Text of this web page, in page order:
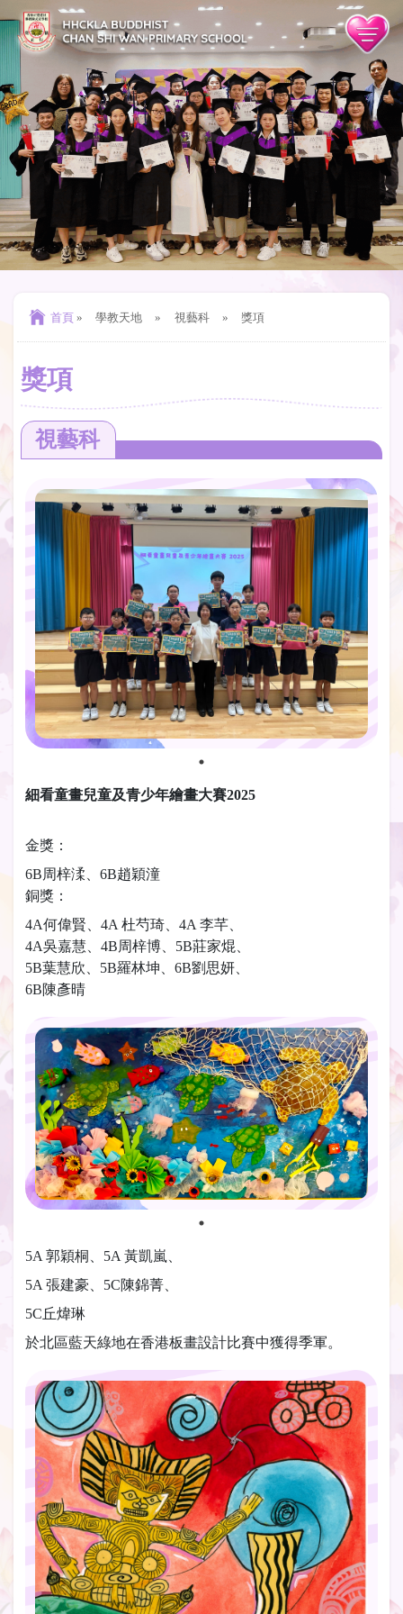
首頁 » 學教天地 » 視藝科 » 獎項
獎項
視藝科
細看童畫兒童及青少年繪畫大賽2025
金獎：
6B周梓渘、6B趙穎潼
銅獎：
4A何偉賢、4A 杜芍琦、4A 李芊、
4A吳嘉慧、4B周梓博、5B莊家焜、
5B葉慧欣、5B羅林坤、6B劉思妍、
6B陳彥晴
5A 郭穎桐、5A 黃凱嵐、
5A 張建豪、5C陳錦菁、
5C丘煒琳
於北區藍天綠地在香港板畫設計比賽中獲得季軍。